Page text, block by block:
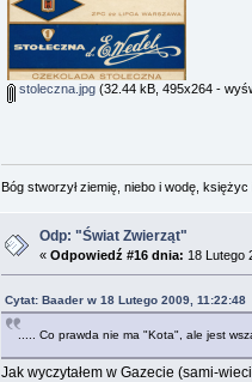
stoleczna.jpg (32.44 kB, 495x264 -
Bóg stworzył ziemię, niebo i wodę, księżyc
Odp: "Świat Zwierząt"
«Odpowiedź #16 dnia: 18 Lutego
Cytat: Baader w 18 Lutego 2009, 11:22:48
..... Co prawda nie ma "Kota", ale jest
Jak wyczytałem w Gazecie (sami-